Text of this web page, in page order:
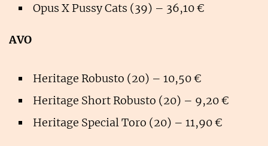
Opus X Pussy Cats (39) – 36,10 €
AVO
Heritage Robusto (20) – 10,50 €
Heritage Short Robusto (20) – 9,20 €
Heritage Special Toro (20) – 11,90 €